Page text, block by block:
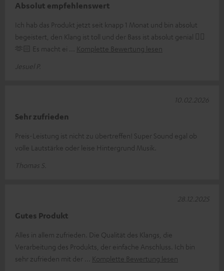
Absolut empfehlenswert
Ich hab das Produkt jetzt seit knapp 1 Monat und bin absolut
begeistert, den Klang ist toll und der Bass ist absolut genial 👌🏼
🫶🏻 Es macht ei
Komplette Bewertung lesen
Jesuel P.
Sehr zufrieden
Preis-Leistung ist nicht zu übertreffen! Super Sound egal ob
volle Lautstärke oder leise Hintergrund Musik.
Thomas S.
10.02.2026
Gutes Produkt
Alles in allem zufrieden. Die Qualität des Klangs, die
Verarbeitung des Produkts, der einfache Anschluss. Ich bin
sehr zufrieden mit der
Komplette Bewertung lesen
28.12.2025